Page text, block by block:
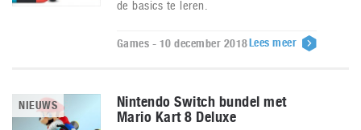
de basics te leren.
Games - 10 december 2018Lees meer
NIEUWS
Nintendo Switch bundel met
Mario Kart 8 Deluxe